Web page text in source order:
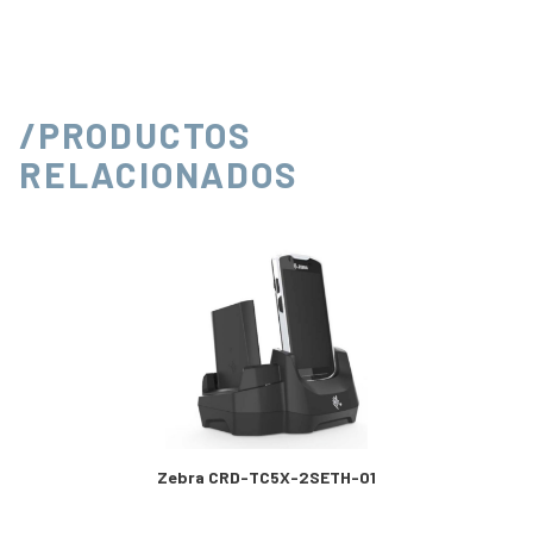
/PRODUCTOS
RELACIONADOS
Zebra CRD-TC5X-2SETH-01